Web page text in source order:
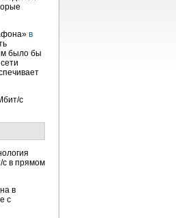
в
было бы
с
с в прямом
в
с